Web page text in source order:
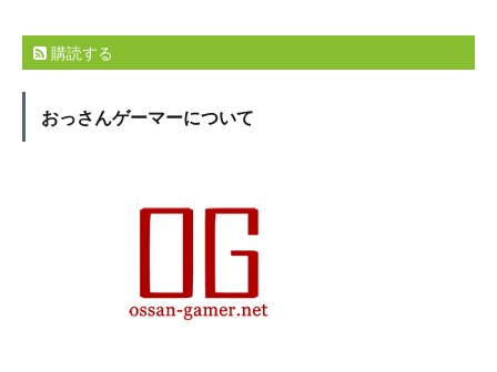
購読する
おっさんゲーマーについて